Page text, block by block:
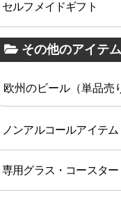
セルフメイドギフト
その他のアイテム
欧州のビール（単品売
ノンアルコールアイテム
専用グラス・コースター